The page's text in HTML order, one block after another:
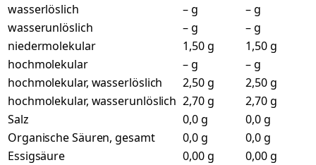
wasserlöslich
– g
– g
wasserunlöslich
– g
– g
niedermolekular
1,50 g
1,50 g
hochmolekular
– g
– g
hochmolekular, wasserlöslich
2,50 g
2,50 g
hochmolekular, wasserunlöslich 2,70 g
2,70 g
Salz
0,0 g
0,0 g
Organische Säuren, gesamt
0,0 g
0,0 g
Essigsäure
0,00 g
0,00 g